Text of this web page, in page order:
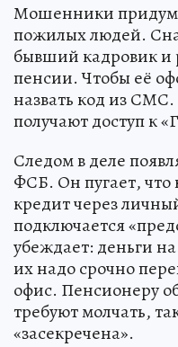
Мошенники
пожилых людей.
бывший кадровик и
пенсии. Чтобы её
назвать код из
получают доступ к
Следом в деле
ФСБ. Он пугает, что
кредит через
подключается
убеждает: деньги
их надо срочно
офис. Пенсионеру
требуют молчать,
«засекречена».